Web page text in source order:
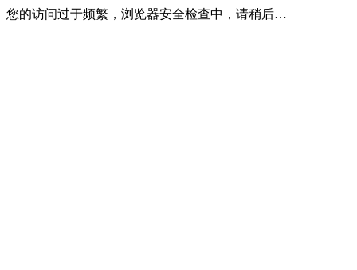
您的访问过于频繁，浏览器安全检查中，请稍后…